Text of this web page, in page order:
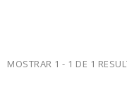
MOSTRAR 1 - 1 DE 1